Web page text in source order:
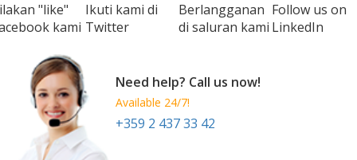
"like"
kami
Ikuti kami di
Twitter
Berlangganan
di saluran kami
Follow us on
LinkedIn
Need help? Call us now!
Available 24/7!
+359 2 437 33 42